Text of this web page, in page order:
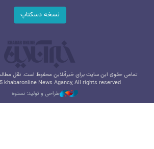
نسخه دسکتاپ
تمامی حقوق این سایت برای خبرآنلاین محفوظ است. نقل
khabaronline News Agancy, All rights reserved
طراحی و تولید: نستوه